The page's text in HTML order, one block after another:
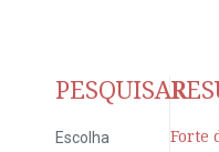
PESQUISAR
Escolha
Forte